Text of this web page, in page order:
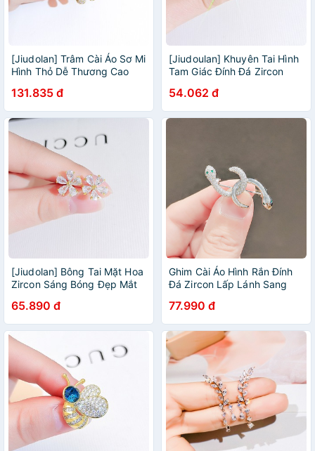
[Jiudolan] Trâm Cài Áo Sơ Mi
Hình Thỏ Dễ Thương Cao
Cho Bạn Nữ
131.835 đ
[Jiudoulan] Khuyên Tai Hình
Tam Giác Đính Đá Zircon
Thanh Lịch Thời Trang Dành
Cho Nữ
54.062 đ
[Jiudolan] Bông Tai Mặt Hoa
Zircon Sáng Bóng Đẹp Mắt
Cho Cô Dâu
65.890 đ
Ghim Cài Áo Hình Rắn Đính
Đá Zircon Lấp Lánh Sang
Cho Nữ
77.990 đ